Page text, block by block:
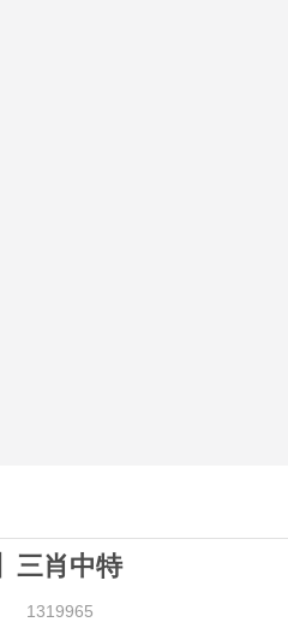
三肖中特
1319965